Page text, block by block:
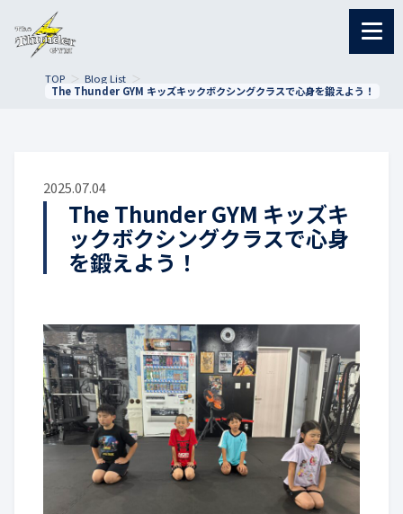
TOP
Blog List
The Thunder GYM キッズキックボクシングクラスで心身を鍛えよう！
2025.07.04
The Thunder GYM キッズキ
ックボクシングクラスで心身
を鍛えよう！